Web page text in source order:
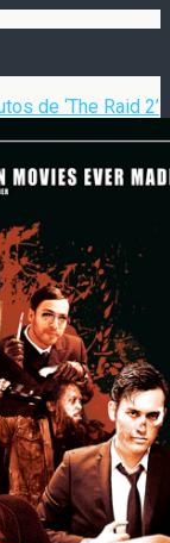
de ‘The Raid 2’